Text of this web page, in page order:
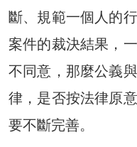
斷、規範一個人的
案件的裁決結果，
不同意，那麼公義
律，是否按法律原
要不斷完善。